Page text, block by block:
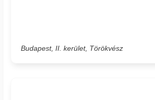
Budapest, II. kerület, Törökvész